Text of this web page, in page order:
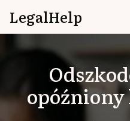
LegalHelp